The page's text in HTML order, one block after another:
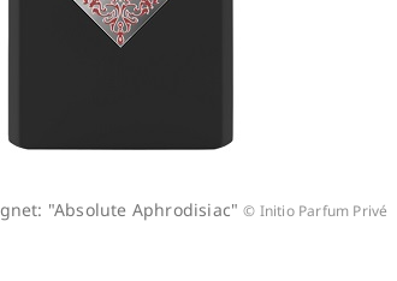
"Absolute Aphrodisiac" © Initio Parfum Privé